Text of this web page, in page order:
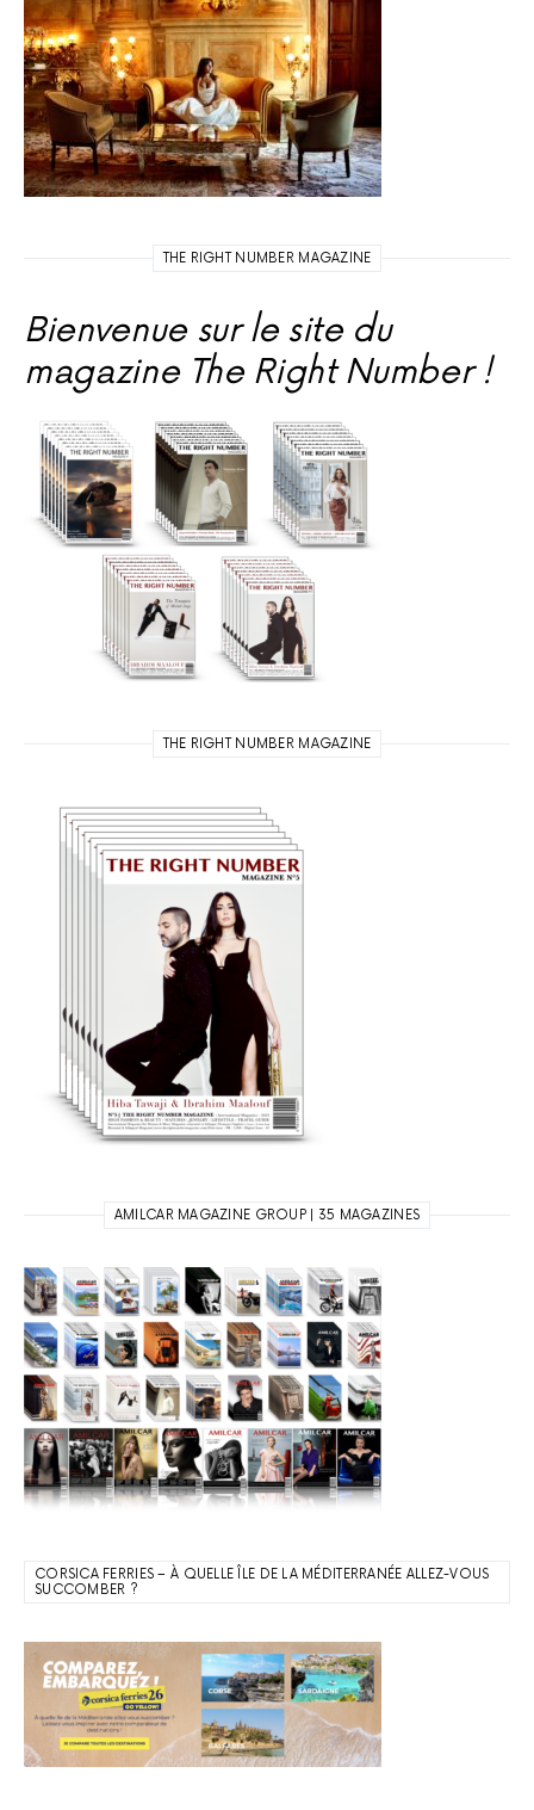
THE RIGHT NUMBER MAGAZINE
Bienvenue sur le site du
magazine The Right Number !
THE RIGHT NUMBER MAGAZINE
AMILCAR MAGAZINE GROUP | 35 MAGAZINES
CORSICA FERRIES – À QUELLE ÎLE DE LA MÉDITERRANÉE ALLEZ-VOUS
SUCCOMBER ?